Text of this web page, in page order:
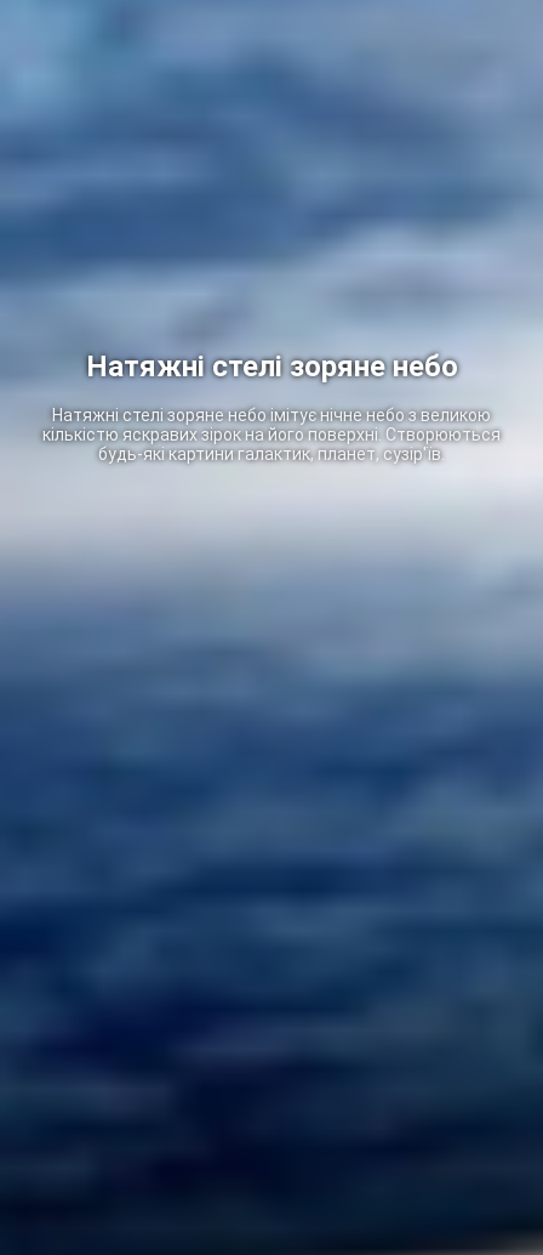
Натяжні стелі зоряне небо
Натяжні стелі зоряне небо імітує нічне небо з великою
кількістю яскравих зірок на його поверхні. Створюються
будь-які картини галактик, планет, сузір'їв.